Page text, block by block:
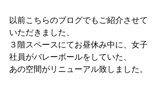
以前こちらのブログでもご紹介させて
いただきました、
３階スペースにてお昼休み中に、女子
社員がバレーボールをしていた、
あの空間がリニューアル致しました。